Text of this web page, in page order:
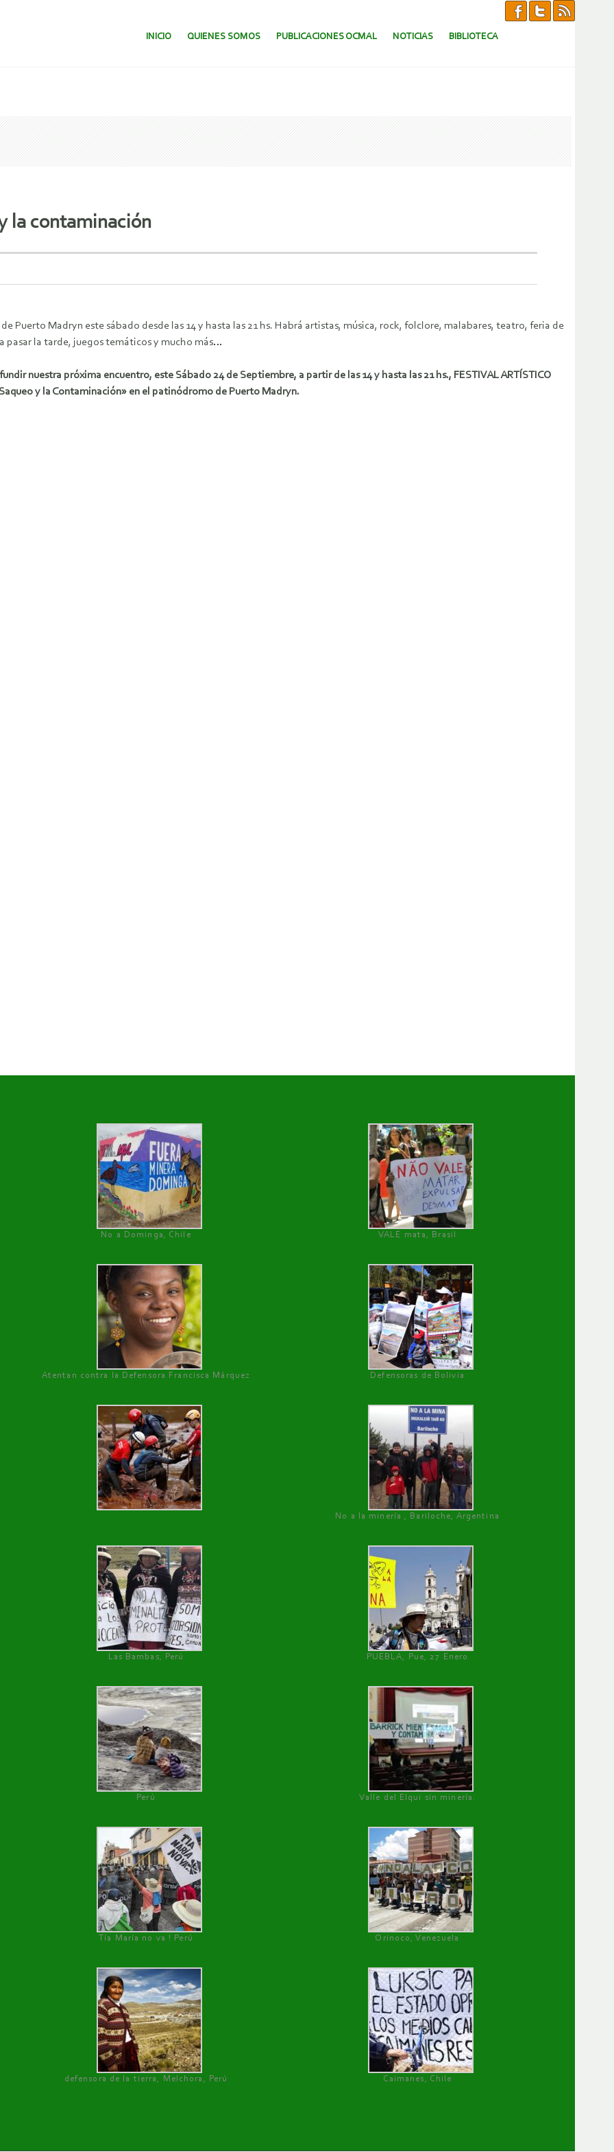
SALTAR AL CONTENIDO.
INICIO QUIENES SOMOS PUBLICACIONES OCMAL NOTICIAS BIBLIOTECA
la contaminación
Puerto Madryn este sábado desde las 14 y hasta las 21 hs. Habrá artistas, música, rock, folclore, malabares, teatro, feria de
pasar la tarde, juegos temáticos y mucho más…
nuestra próxima encuentro, este Sábado 24 de Septiembre, a partir de las 14 y hasta las 21 hs., FESTIVAL ARTÍSTICO
y la Contaminación» en el patinódromo de Puerto Madryn.
No a Dominga, Chile
VALE mata, Brasil
Atentan contra la Defensora Francisca Márquez Defensoras de Bolivia
No a la minería , Bariloche, Argentina
Las Bambas, Perú PUEBLA, Pue, 27 Enero
Perú Valle del Elqui sin minería.
Tía María no va ! Perú Orinoco, Venezuela
defensora de la tierra, Melchora, Perú Caimanes, Chile